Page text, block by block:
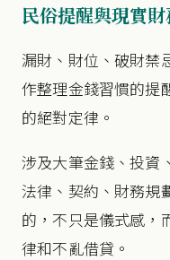
民俗提醒與現實
漏財、財位、破財禁
作整理金錢習慣的提
的絕對定律。
涉及大筆金錢、投資
法律、契約、財務規
的，不只是儀式感，
律和不亂借貸。